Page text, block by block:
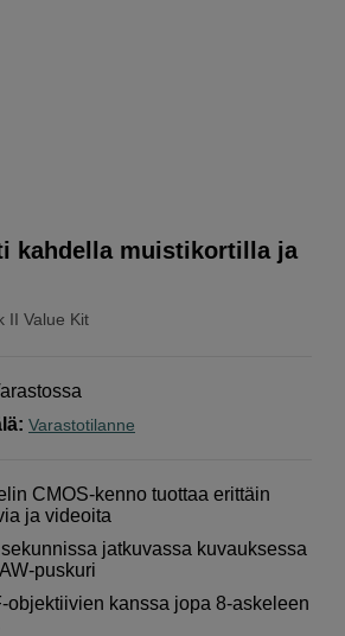
II Value Kit
kahdella muistikortilla ja
: Varastotilanne
CMOS-kenno tuottaa erittäin
ja videoita
jatkuvassa kuvauksessa
puskuri
objektiivien kanssa jopa 8-askeleen